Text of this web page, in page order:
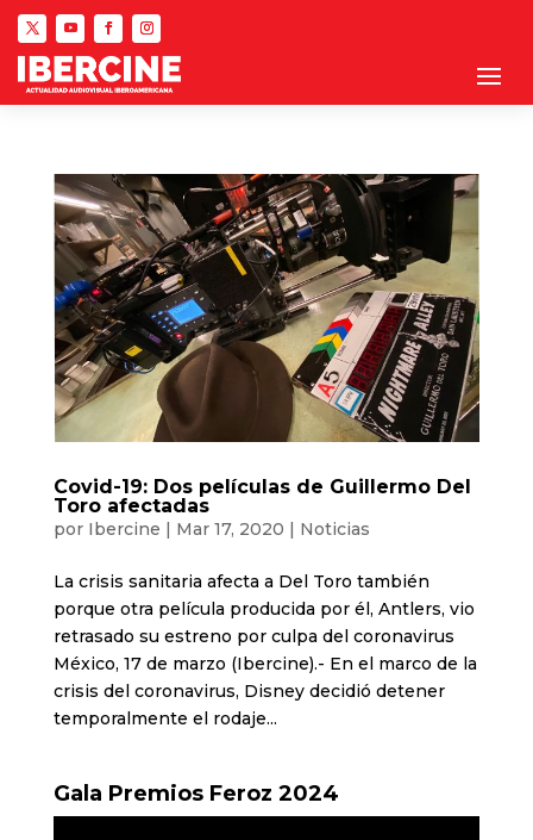
Covid-19: Dos películas de Guillermo Del
Toro afectadas
por Ibercine | Mar 17, 2020 | Noticias
La crisis sanitaria afecta a Del Toro también
porque otra película producida por él, Antlers, vio
retrasado su estreno por culpa del coronavirus
México, 17 de marzo (Ibercine).- En el marco de la
crisis del coronavirus, Disney decidió detener
temporalmente el rodaje...
Gala Premios Feroz 2024